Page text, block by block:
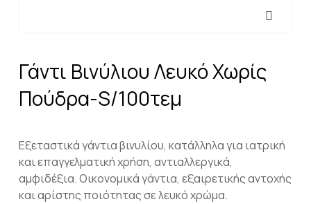
Γάντι Βινύλιου Λευκό Χωρίς
Πούδρα-S/100τεμ
Εξεταστικά γάντια βινυλίου, κατάλληλα για ιατρική
και επαγγελματική χρήση, αντιαλλεργικά,
αμφιδέξια. Oικονομικά γάντια, εξαιρετικής αντοχής
και αρίστης ποιότητας σε λευκό χρώμα.